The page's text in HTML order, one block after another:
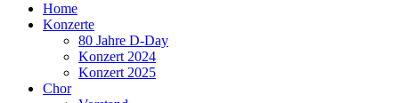
Home
Konzerte
80 Jahre D-Day
Konzert 2024
Konzert 2025
Chor